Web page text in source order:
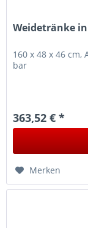
Weidetränke
160 x 48 x 46
bar
363,52 € *
Merken